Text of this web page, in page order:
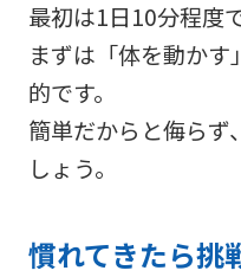
最初は1日10分程度
まずは「体を動か
的です。
簡単だからと侮らず
しょう。
慣れてきたら挑